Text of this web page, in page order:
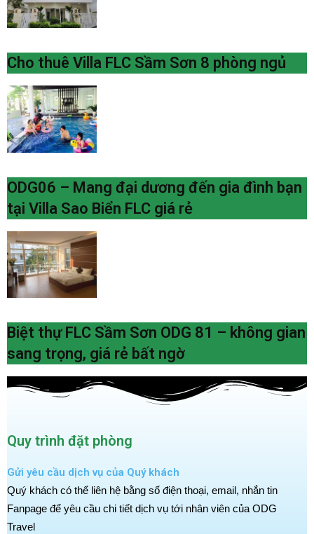
Cho thuê Villa FLC Sầm Sơn 8 phòng ngủ
ODG06 – Mang đại dương đến gia đình bạn
tại Villa Sao Biển FLC giá rẻ
Biệt thự FLC Sầm Sơn ODG 81 – không gian
sang trọng, giá rẻ bất ngờ
Quy trình đặt phòng
Gửi yêu cầu dịch vụ của Quý khách
Quý khách có thể liên hệ bằng số điện thoại, email, nhắn tin
Fanpage để yêu cầu chi tiết dịch vụ tới nhân viên của ODG
Travel